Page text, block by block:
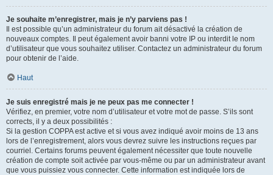
Je souhaite m’enregistrer, mais je n’y parviens pas !
Il est possible qu’un administrateur du forum ait désactivé la création de
nouveaux comptes. Il peut également avoir banni votre IP ou interdit le nom
d’utilisateur que vous souhaitez utiliser. Contactez un administrateur du forum
pour obtenir de l’aide.
Haut
Je suis enregistré mais je ne peux pas me connecter !
Vérifiez, en premier, votre nom d’utilisateur et votre mot de passe. S’ils sont
corrects, il y a deux possibilités :
Si la gestion COPPA est active et si vous avez indiqué avoir moins de 13 ans
lors de l’enregistrement, alors vous devrez suivre les instructions reçues par
courriel. Certains forums peuvent également nécessiter que toute nouvelle
création de compte soit activée par vous-même ou par un administrateur avant
que vous puissiez vous connecter. Cette information est indiquée lors de